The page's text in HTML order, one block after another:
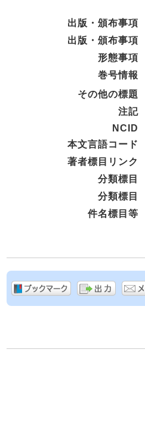
出版・頒布事項
出版・頒布事項
形態事項
巻号情報
その他の標題
注記
NCID
本文言語コード
著者標目リンク
分類標目
分類標目
件名標目等